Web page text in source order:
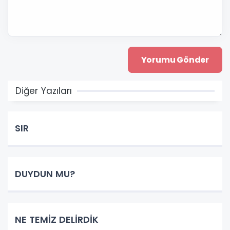
Diğer Yazıları
SIR
DUYDUN MU?
NE TEMİZ DELİRDİK